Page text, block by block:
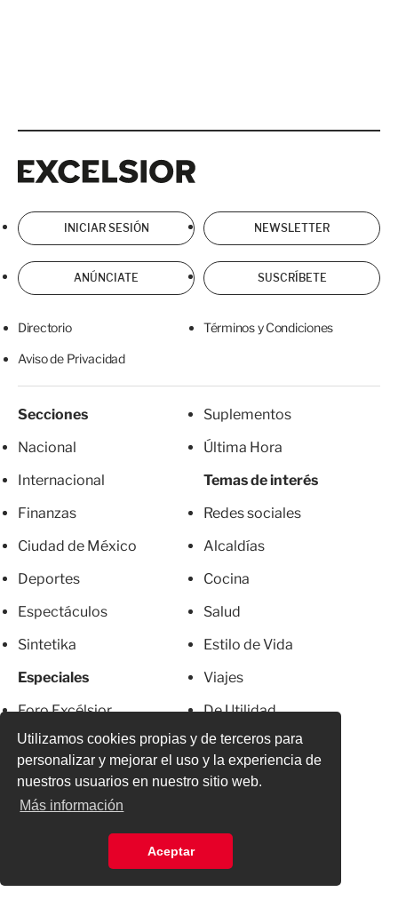
Utilizamos cookies propias y de terceros para
personalizar y mejorar el uso y la experiencia de
nuestros usuarios en nuestro sitio web.
Más información
Aceptar
INICIAR SESIÓN NEWSLETTER
ANÚNCIATE SUSCRÍBETE
Directorio Términos y Condiciones
Aviso de Privacidad
Secciones
Nacional
Internacional
Finanzas
Ciudad de México
Deportes
Espectáculos
Sintetika
Especiales
Foro Excélsior
Crisis ambiental
Franja de Gaza
Metro CDMX
Suplementos
Última Hora
Temas de interés
Redes sociales
Alcaldías
Cocina
Salud
Estilo de Vida
Viajes
De Utilidad
Apps
Servicios
Anúnciate
Directorio